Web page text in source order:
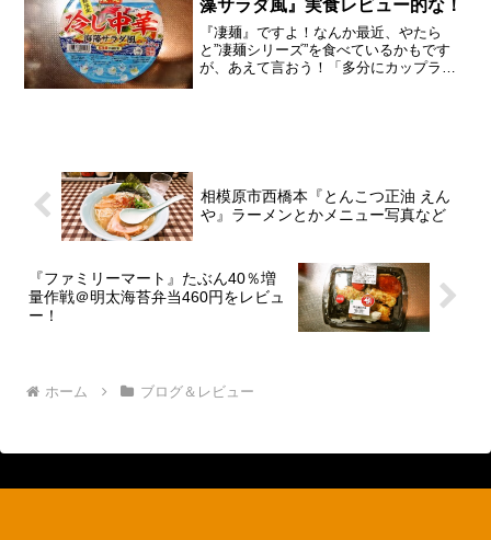
藻サラダ風』実食レビュー的な！
『凄麺』ですよ！なんか最近、やたら
と”凄麺シリーズ”を食べているかもです
が、あえて言おう！「多分にカップラー
相模原市西橋本『とんこつ正油 えん
や』ラーメンとかメニュー写真など
『ファミリーマート』たぶん40％増
量作戦＠明太海苔弁当460円をレビュ
ー！
ホーム ブログ＆レビュー